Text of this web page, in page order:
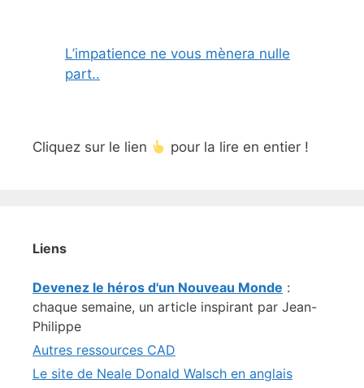
L’impatience ne vous mènera nulle
part..
Cliquez sur le lien pour la lire en entier !
Liens
Devenez le héros d'un Nouveau Monde :
chaque semaine, un article inspirant par Jean-
Philippe
Autres ressources CAD
Le site de Neale Donald Walsch en anglais